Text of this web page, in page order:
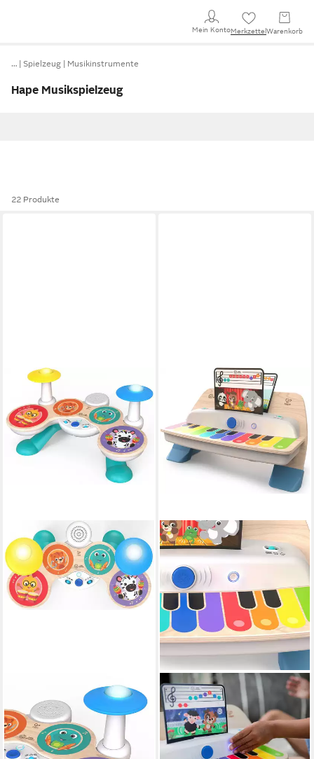
Mein KontoMerkzettel Warenkorb
… Spielzeug Musikinstrumente
Hape Musikspielzeug
22 Produkte
Spielzeug-Musikinstrument
Baby Einstein, Together in
Tune Drums™, Connected
Magic Touch™
HAPE
Spielzeug-Musikinstrument
Baby Einstein, Together in
Tune Piano™ Connected
Magic Touch™